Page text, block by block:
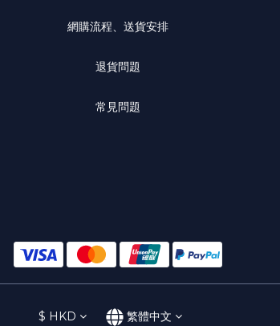
網購流程、送貨安排
退貨問題
常見問題
$ HKD 繁體中文